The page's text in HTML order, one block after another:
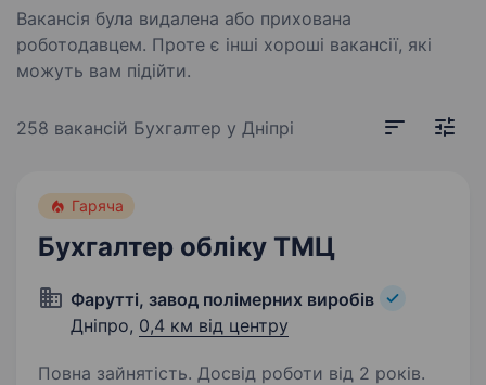
Вакансія була видалена або прихована
роботодавцем. Проте є інші хороші вакансії, які
можуть вам підійти.
258 вакансій Бухгалтер у Дніпрі
Гаряча
Бухгалтер обліку ТМЦ
Фарутті, завод полімерних виробів
Дніпро, 0,4 км від центру
Повна зайнятість. Досвід роботи від 2 років.